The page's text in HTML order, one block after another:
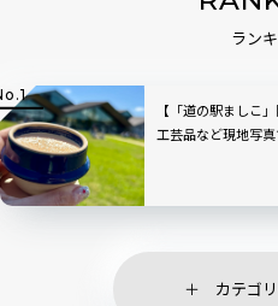
ラン
【「道の駅ましこ
工芸品など現地写
カテゴ